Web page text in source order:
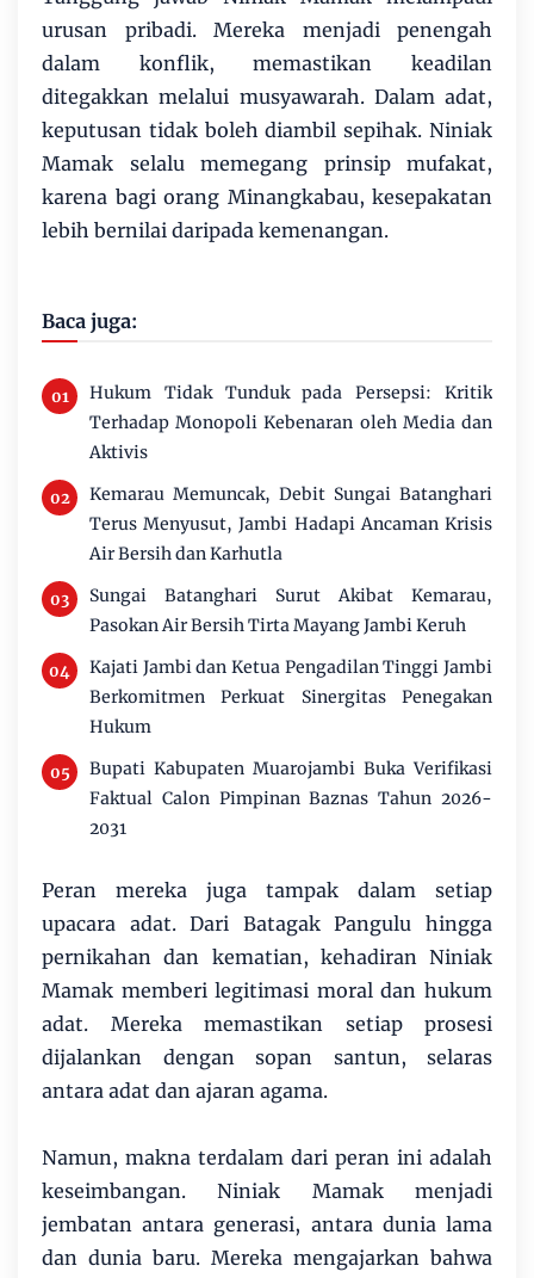
urusan pribadi. Mereka menjadi penengah
dalam konflik, memastikan keadilan
ditegakkan melalui musyawarah. Dalam adat,
keputusan tidak boleh diambil sepihak. Niniak
Mamak selalu memegang prinsip mufakat,
karena bagi orang Minangkabau, kesepakatan
lebih bernilai daripada kemenangan.
Baca juga:
Hukum Tidak Tunduk pada Persepsi: Kritik
Terhadap Monopoli Kebenaran oleh Media dan
Aktivis
Kemarau Memuncak, Debit Sungai Batanghari
Terus Menyusut, Jambi Hadapi Ancaman Krisis
Air Bersih dan Karhutla
Sungai Batanghari Surut Akibat Kemarau,
Pasokan Air Bersih Tirta Mayang Jambi Keruh
Kajati Jambi dan Ketua Pengadilan Tinggi Jambi
Berkomitmen Perkuat Sinergitas Penegakan
Hukum
Bupati Kabupaten Muarojambi Buka Verifikasi
Faktual Calon Pimpinan Baznas Tahun 2026-
2031
Peran mereka juga tampak dalam setiap
upacara adat. Dari Batagak Pangulu hingga
pernikahan dan kematian, kehadiran Niniak
Mamak memberi legitimasi moral dan hukum
adat. Mereka memastikan setiap prosesi
dijalankan dengan sopan santun, selaras
antara adat dan ajaran agama.
Namun, makna terdalam dari peran ini adalah
keseimbangan. Niniak Mamak menjadi
jembatan antara generasi, antara dunia lama
dan dunia baru. Mereka mengajarkan bahwa